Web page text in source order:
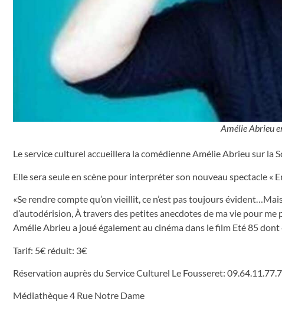
Amélie Abrieu
Le service culturel accueillera la comédienne Amélie Abrieu sur la
Elle sera seule en scène pour interpréter son nouveau spectacle «
«Se rendre compte qu’on vieillit, ce n’est pas toujours
d’autodérision, À travers des petites anecdotes de ma vie pour
Amélie Abrieu a joué également au cinéma dans le film Eté 85 dont
Tarif: 5€ réduit: 3€
Réservation auprès du Service Culturel Le Fousseret:
Médiathèque 4 Rue Notre Dame